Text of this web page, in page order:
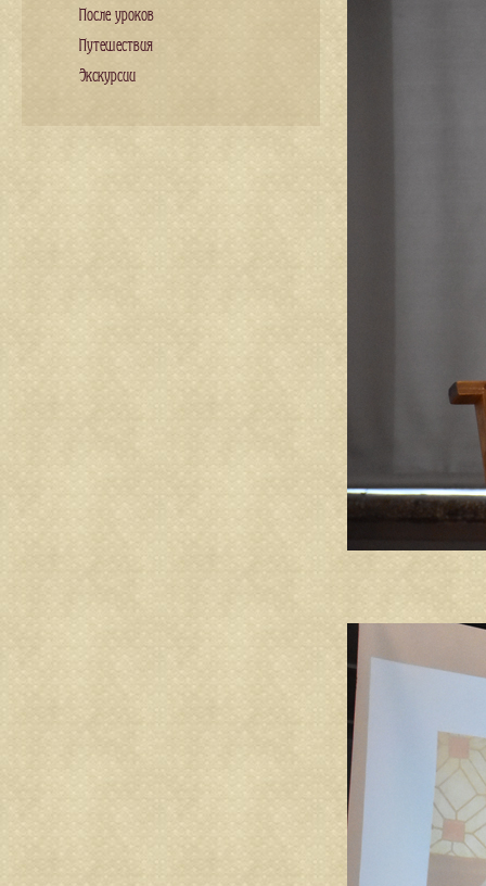
После уроков
Путешествия
Экскурсии